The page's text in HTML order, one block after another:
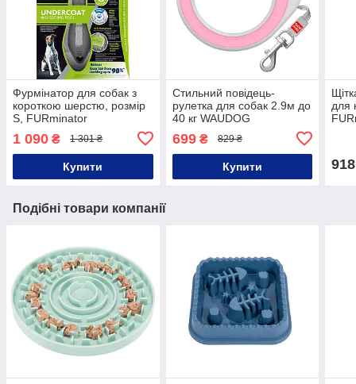
Фурмінатор для собак з
короткою шерстю, розмір
S, FURminator
1 090 ₴ 1 301 ₴
Купити
Стильний повідець-
рулетка для собак 2.9м до
40 кг WAUDOG
699₴ 829 ₴
Купити
для
918
Подібні товари компанії